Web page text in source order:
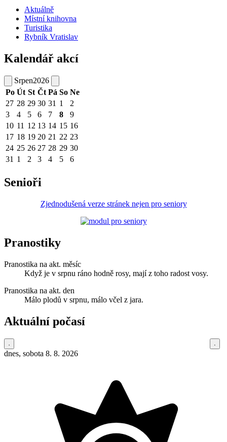
Aktuálně
Místní knihovna
Turistika
Rybník Vratislav
Kalendář akcí
Srpen2026
Po Út St Čt Pá So Ne
27 28 29 30 31 1
2
3
4 5 6 7 8
9
10 11 12 13 14 15 16
17 18 19 20 21 22 23
24 25 26 27 28 29 30
31 1 2 3 4 5 6
Senioři
Zjednodušená verze stránek nejen pro seniory
Pranostiky
Pranostika na akt. měsíc
Když je v srpnu ráno hodně rosy, mají z toho radost vosy.
Pranostika na akt. den
Málo plodů v srpnu, málo včel z jara.
Aktuální počasí
dnes, sobota 8. 8. 2026